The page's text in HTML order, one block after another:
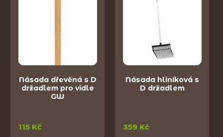
Násada dřevěná s D
držadlem pro vidle
GW
115 Kč
Násada hliníková s
D držadlem
359 Kč